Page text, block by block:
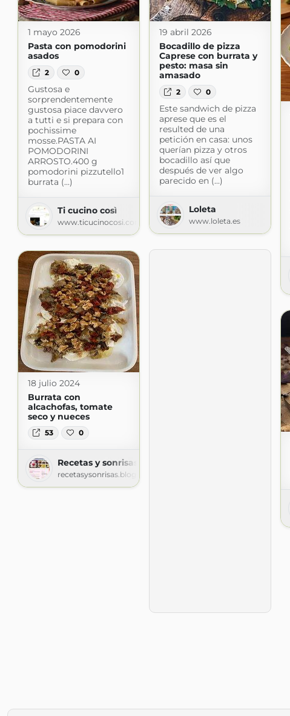
1 mayo 2026
Pasta con pomodorini
asados
2 0
Gustosa e
sorprendentemente
gustosa piace davvero
a tutti e si prepara con
pochissime
mosse.PASTA AI
POMODORINI
ARROSTO.400 g
pomodorini pizzutello1
burrata (...)
Ti cucino così
www.ticucinocosi.com
19 abril 2026
Bocadillo de pizza
Caprese con burrata y
pesto: masa sin
amasado
2 0
Este sandwich de pizza
aprese que es el
resulted de una
petición en casa: unos
querían pizza y otros
bocadillo así que
después de ver algo
parecido en (...)
Loleta
www.loleta.es
18 julio 2024
Burrata con
alcachofas, tomate
seco y nueces
53 0
Recetas y sonrisas
recetasysonrisas.blogspot.com